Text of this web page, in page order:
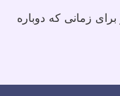
زمانی که دوباره